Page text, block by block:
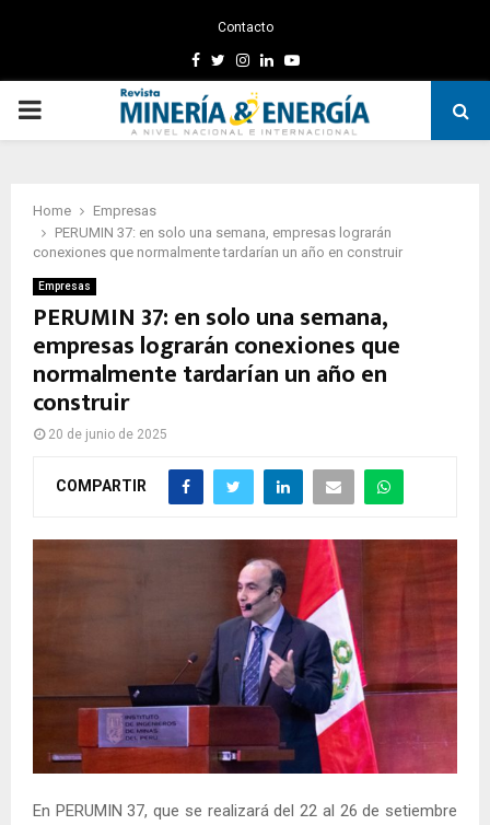
Contacto
Facebook
TwitterInstagram
LinkedinYoutube
PRIMARY
Home
Empresas
PERUMIN 37: en solo una semana, empresas lograrán
conexiones que normalmente tardarían un año en construir
Empresas
PERUMIN 37: en solo una semana,
empresas lograrán conexiones que
normalmente tardarían un año en
construir
20 de junio de 2025
COMPARTIR
En PERUMIN 37, que se realizará del 22 al 26 de setiembre